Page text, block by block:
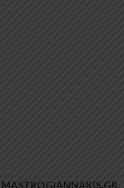
MASTROGIANNAKIS.GR.